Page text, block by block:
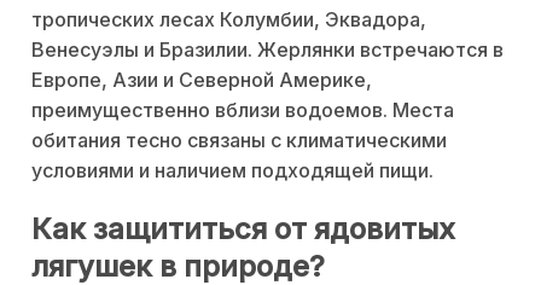
тропических лесах Колумбии, Эквадора,
Венесуэлы и Бразилии. Жерлянки встречаются в
Европе, Азии и Северной Америке,
преимущественно вблизи водоемов. Места
обитания тесно связаны с климатическими
условиями и наличием подходящей пищи.
Как защититься от ядовитых
лягушек в природе?